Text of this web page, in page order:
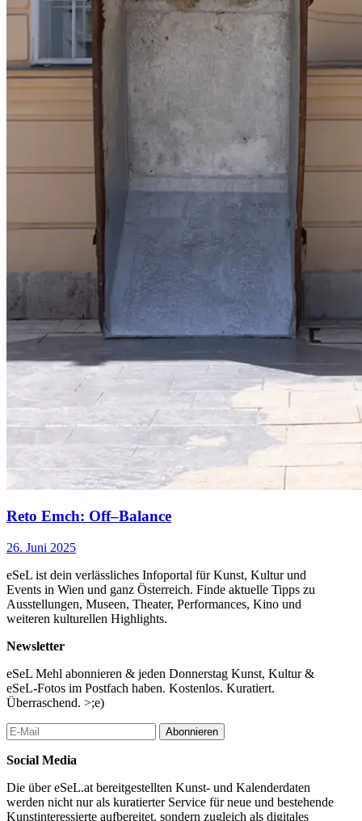
Biografie
Reto Emch, 1961 in Solothurn (Schweiz) geboren, arbeitet in den
Bereichen Installation, Skulptur, Malerei, Fotografie und Kunst
am Bau. Größere Interventionen und Rauminstallationen wurden
u. a. im project space kenakian in Saga, Japan, (2024), im
Schusev State Museum of Architecture in Moskau (2018), auf
dem Museumsfrachtschiff CAP SAN DIEGO in Hamburg
(2009), im Palazzo della Borsa in Genua (2008) und in der
Fondazione Merz in Turin (2008) gezeigt.
In Wien realisierte Reto Emch bereits 1996 eine große Arbeit: Im
Rahmen der Ausstellung Die Donau. 1000 Jahre Österreich –
Eine Reise des Wien Museums installierte er den
Schottenbrunnen, einen Brunnen mit umherwirbelnden
Ledermänteln, im Hof des Schottenstifts.
Weitere Interventionen und Installationen im öffentlichen Raum:
2021 ARPEGGIO, Attisholz-Areal, Solothurn, Schweiz
2017 L’Energie, Beckmann’s Room, Bex & Arts, Bex, Schweiz
2011 Territoires, La Tour de Duin, Bex & Arts, Bex, Schweiz
1989 Das Tränenmeer, Salpêtrière, Paris, Frankreich
...Mehr lesen
Reto Emch: Off–Balance
26. Juni 2025
eSeL ist dein verlässliches Infoportal für Kunst, Kultur und
Events in Wien und ganz Österreich. Finde aktuelle Tipps zu
Ausstellungen, Museen, Theater, Performances, Kino und
weiteren kulturellen Highlights.
Newsletter
eSeL Mehl abonnieren & jeden Donnerstag Kunst, Kultur &
eSeL-Fotos im Postfach haben. Kostenlos. Kuratiert.
Überraschend. >;e)
Abonnieren
Social Media
Die über eSeL.at bereitgestellten Kunst- und Kalenderdaten
werden nicht nur als kuratierter Service für neue und bestehende
Kunstinteressierte aufbereitet, sondern zugleich als digitales